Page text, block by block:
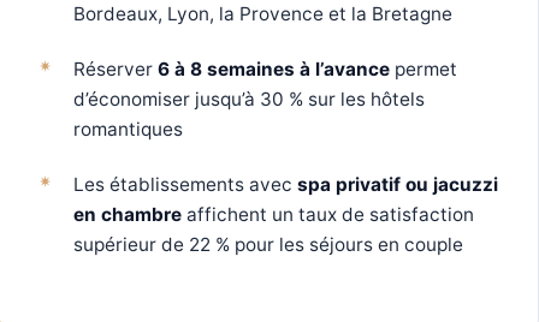
Bordeaux, Lyon, la Provence et la Bretagne
Réserver 6 à 8 semaines à l’avancepermet
d’économiser jusqu’à 30 % sur les hôtels
romantiques
Les établissements avec spa privatif ou jacuzzi
en chambreaffichent un taux de satisfaction
supérieur de 22 % pour les séjours en couple